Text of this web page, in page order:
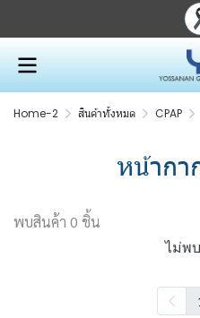
Home-2 สินค้าทั้งหมด CPAP
หน้ากา
พบสินค้า 0 ชิ้น
ไม่พ